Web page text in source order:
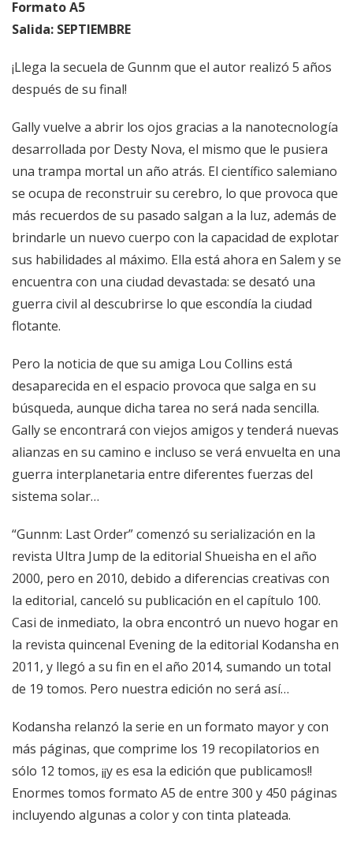
Formato A5
Salida: SEPTIEMBRE
¡Llega la secuela de Gunnm que el autor realizó 5 años
después de su final!
Gally vuelve a abrir los ojos gracias a la nanotecnología
desarrollada por Desty Nova, el mismo que le pusiera
una trampa mortal un año atrás. El científico salemiano
se ocupa de reconstruir su cerebro, lo que provoca que
más recuerdos de su pasado salgan a la luz, además de
brindarle un nuevo cuerpo con la capacidad de explotar
sus habilidades al máximo. Ella está ahora en Salem y se
encuentra con una ciudad devastada: se desató una
guerra civil al descubrirse lo que escondía la ciudad
flotante.
Pero la noticia de que su amiga Lou Collins está
desaparecida en el espacio provoca que salga en su
búsqueda, aunque dicha tarea no será nada sencilla.
Gally se encontrará con viejos amigos y tenderá nuevas
alianzas en su camino e incluso se verá envuelta en una
guerra interplanetaria entre diferentes fuerzas del
sistema solar…
“Gunnm: Last Order” comenzó su serialización en la
revista Ultra Jump de la editorial Shueisha en el año
2000, pero en 2010, debido a diferencias creativas con
la editorial, canceló su publicación en el capítulo 100.
Casi de inmediato, la obra encontró un nuevo hogar en
la revista quincenal Evening de la editorial Kodansha en
2011, y llegó a su fin en el año 2014, sumando un total
de 19 tomos. Pero nuestra edición no será así…
Kodansha relanzó la serie en un formato mayor y con
más páginas, que comprime los 19 recopilatorios en
sólo 12 tomos, ¡¡y es esa la edición que publicamos!!
Enormes tomos formato A5 de entre 300 y 450 páginas
incluyendo algunas a color y con tinta plateada.